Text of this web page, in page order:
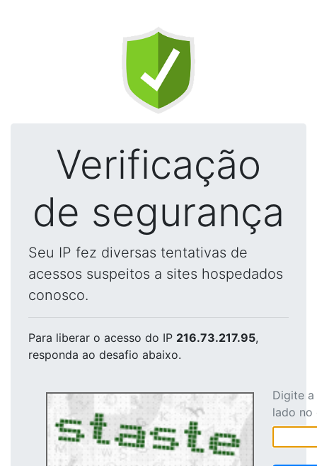
Verificação
de segurança
Seu IP fez diversas tentativas de
acessos suspeitos a sites hospedados
conosco.
Para liberar o acesso do IP 216.73.217.95,
responda ao desafio abaixo.
Digite
lado no